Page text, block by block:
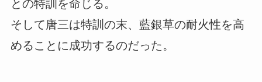
との特訓を命じる。
そして唐三は特訓の末、藍銀草の耐火性を高
めることに成功するのだった。